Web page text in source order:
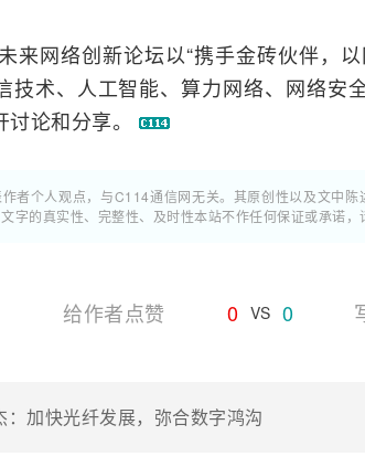
来网络创新论坛以“携手金砖伙伴，
技术、 人工智能、算力网络、 网络安
论和分享。
者个人观点，与C114通信网无关。其原创性以及文中
字的真实性、完整性、及时性本站不作任何保证或承诺，
给作者点赞 0 VS 0
：加快光纤发展，弥合数字鸿沟